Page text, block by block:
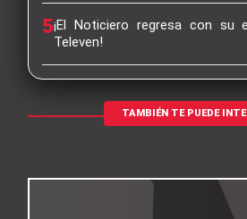
5¡El Noticiero regresa con su
Televen!
TAMBIÉN TE PUEDE